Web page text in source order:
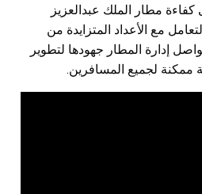
كفاءة مطار الملك عبدالعزيز
مع الأعداد المتزايدة من
إدارة المطار جهودها لتطوير
ممكنة لجميع المسافرين.